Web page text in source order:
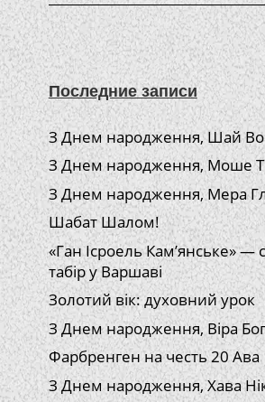
Последние записи
З Днем народження, Шай
З Днем народження, Моше
З Днем народження, Мера
Шабат Шалом!
«Ган Ісроель Кам’янське» —
табір у Варшаві
Золотий вік: духовний урок
З Днем народження, Віра
Фарбренген на честь 20 Ава
З Днем народження, Хава